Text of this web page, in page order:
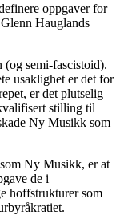
oppgaver for
Hauglands
semi-fascistoid).
usaklighet er det for
er det plutselig
stilling til
Ny Musikk som
Ny Musikk, er at
de i
hoffstrukturer som